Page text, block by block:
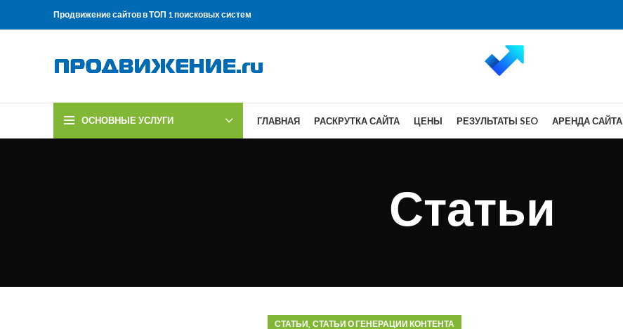
Продвижение сайтов в ТОП 1 поисковых систем
ОСНОВНЫЕ УСЛУГИ ГЛАВНАЯ РАСКРУТКА САЙТА ЦЕНЫ РЕЗУЛЬТАТЫ SEO АРЕНДА САЙТА
Статьи
СТАТЬИ,СТАТЬИ О ГЕНЕРАЦИИ КОНТЕНТА